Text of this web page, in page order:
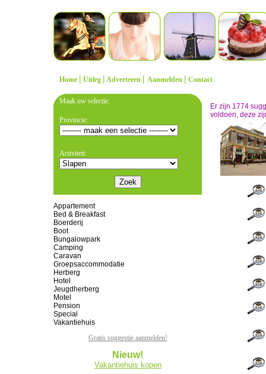
Home | Uitleg | Adverteren | Aanmelden | Contact
Maak uw selectie:
Provincie:
Activiteit:
Appartement
Bed & Breakfast
Boerderij
Boot
Bungalowpark
Camping
Caravan
Groepsaccommodatie
Herberg
Hotel
Jeugdherberg
Motel
Pension
Special
Vakantiehuis
Gratis suggestie aanmelden!
Nieuw!
Vakantiehuis kopen
Er zijn 1774
voldoen, deze